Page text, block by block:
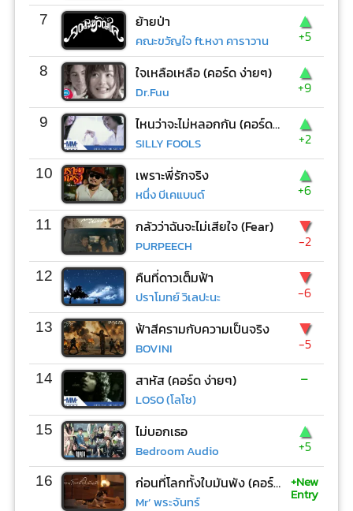
7 ย้ายป่า
คณะขวัญใจ ft.หงา คาราวาน
▲
+5
8 ใจเหลือเหลือ (คอร์ด ง่ายๆ)
Dr.Fuu
▲
+9
9 ไหนว่าจะไม่หลอกกัน (คอร์ด ง่ายๆ)
SILLY FOOLS
▲
+2
10 เพราะพี่รักจริง
หนึ่ง บีเคแบนด์
▲
+6
11 กลัวว่าฉันจะไม่เสียใจ (Fear)
PURPEECH
▼
-2
12 คืนที่ดาวเต็มฟ้า
ปราโมทย์ วิเลปะนะ
▼
-6
13 ฟ้าสีครามกับความเป็นจริง
BOVINI
▼
-5
14 สาหัส (คอร์ด ง่ายๆ)
LOSO (โลโซ)
-
15 ไม่บอกเธอ
Bedroom Audio
▲
+5
16 ก่อนที่โลกทั้งใบมันพัง (คอร์ด ง่ายๆ)
Mr’ พระจันทร์
+New
Entry